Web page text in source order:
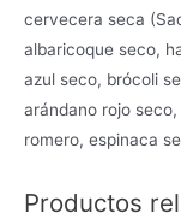
cervecera seca
albaricoque seco,
azul seco, brócoli
arándano rojo
romero, espinaca
Productos